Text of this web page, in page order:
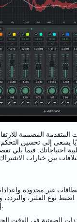
نوع الفلتر،
إخراج الصوت بدقة حسب تفضيلاتك.
الصوتية في الوقت